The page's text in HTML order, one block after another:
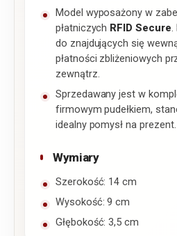
Model wyposażony w
płatniczych RFID Secure.
do znajdujących się
płatności zbliżeniowych
zewnątrz.
Sprzedawany jest w
firmowym pudełkiem,
idealny pomysł na prezent.
Wymiary
Szerokość: 14 cm
Wysokość: 9 cm
Głębokość: 3,5 cm